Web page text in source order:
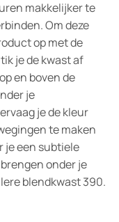
makkelijker te
Om deze
op met de
je de kwast af
en boven de
je
je de kleur
te maken
je een subtiele
onder je
blendkwast 390.